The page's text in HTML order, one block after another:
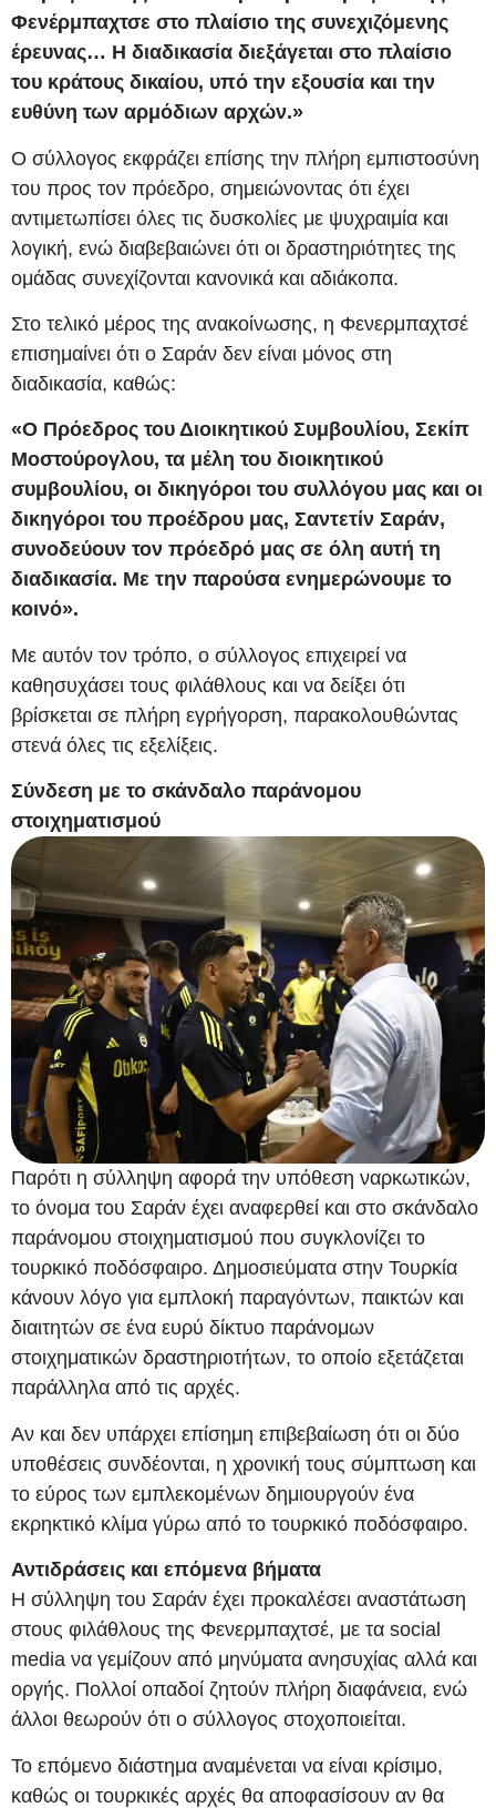
Φενέρμπαχτσε στο πλαίσιο της συνεχιζόμενης
έρευνας… Η διαδικασία διεξάγεται στο πλαίσιο
του κράτους δικαίου, υπό την εξουσία και την
ευθύνη των αρμόδιων αρχών.»
Ο σύλλογος εκφράζει επίσης την πλήρη εμπιστοσύνη
του προς τον πρόεδρο, σημειώνοντας ότι έχει
αντιμετωπίσει όλες τις δυσκολίες με ψυχραιμία και
λογική, ενώ διαβεβαιώνει ότι οι δραστηριότητες της
ομάδας συνεχίζονται κανονικά και αδιάκοπα.
Στο τελικό μέρος της ανακοίνωσης, η Φενερμπαχτσέ
επισημαίνει ότι ο Σαράν δεν είναι μόνος στη
διαδικασία, καθώς:
«Ο Πρόεδρος του Διοικητικού Συμβουλίου, Σεκίπ
Μοστούρογλου, τα μέλη του διοικητικού
συμβουλίου, οι δικηγόροι του συλλόγου μας και οι
δικηγόροι του προέδρου μας, Σαντετίν Σαράν,
συνοδεύουν τον πρόεδρό μας σε όλη αυτή τη
διαδικασία. Με την παρούσα ενημερώνουμε το
κοινό».
Με αυτόν τον τρόπο, ο σύλλογος επιχειρεί να
καθησυχάσει τους φιλάθλους και να δείξει ότι
βρίσκεται σε πλήρη εγρήγορση, παρακολουθώντας
στενά όλες τις εξελίξεις.
Σύνδεση με το σκάνδαλο παράνομου
στοιχηματισμού
Παρότι η σύλληψη αφορά την υπόθεση ναρκωτικών,
το όνομα του Σαράν έχει αναφερθεί και στο σκάνδαλο
παράνομου στοιχηματισμού που συγκλονίζει το
τουρκικό ποδόσφαιρο. Δημοσιεύματα στην Τουρκία
κάνουν λόγο για εμπλοκή παραγόντων, παικτών και
διαιτητών σε ένα ευρύ δίκτυο παράνομων
στοιχηματικών δραστηριοτήτων, το οποίο εξετάζεται
παράλληλα από τις αρχές.
Αν και δεν υπάρχει επίσημη επιβεβαίωση ότι οι δύο
υποθέσεις συνδέονται, η χρονική τους σύμπτωση και
το εύρος των εμπλεκομένων δημιουργούν ένα
εκρηκτικό κλίμα γύρω από το τουρκικό ποδόσφαιρο.
Αντιδράσεις και επόμενα βήματα
Η σύλληψη του Σαράν έχει προκαλέσει αναστάτωση
στους φιλάθλους της Φενερμπαχτσέ, με τα social
media να γεμίζουν από μηνύματα ανησυχίας αλλά και
οργής. Πολλοί οπαδοί ζητούν πλήρη διαφάνεια, ενώ
άλλοι θεωρούν ότι ο σύλλογος στοχοποιείται.
Το επόμενο διάστημα αναμένεται να είναι κρίσιμο,
καθώς οι τουρκικές αρχές θα αποφασίσουν αν θα